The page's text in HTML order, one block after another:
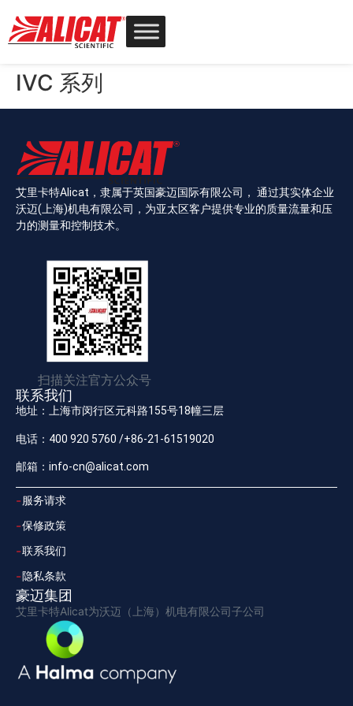
IVC 系列
艾里卡特Alicat，隶属于英国豪迈国际有限公司， 通过其实体企业
沃迈(上海)机电有限公司，为亚太区客户提供专业的质量流量和压
力的测量和控制技术。
扫描关注官方公众号
联系我们
地址：上海市闵行区元科路155号18幢三层
电话：400 920 5760 /+86-21-61519020
邮箱：info-cn@alicat.com
服务请求
保修政策
联系我们
隐私条款
豪迈集团
艾里卡特Alicat为沃迈（上海）机电有限公司子公司